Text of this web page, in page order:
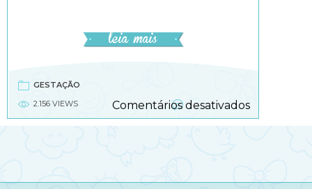
GESTAÇÃO
2.156 VIEWS
Comentários desativadosem
Os